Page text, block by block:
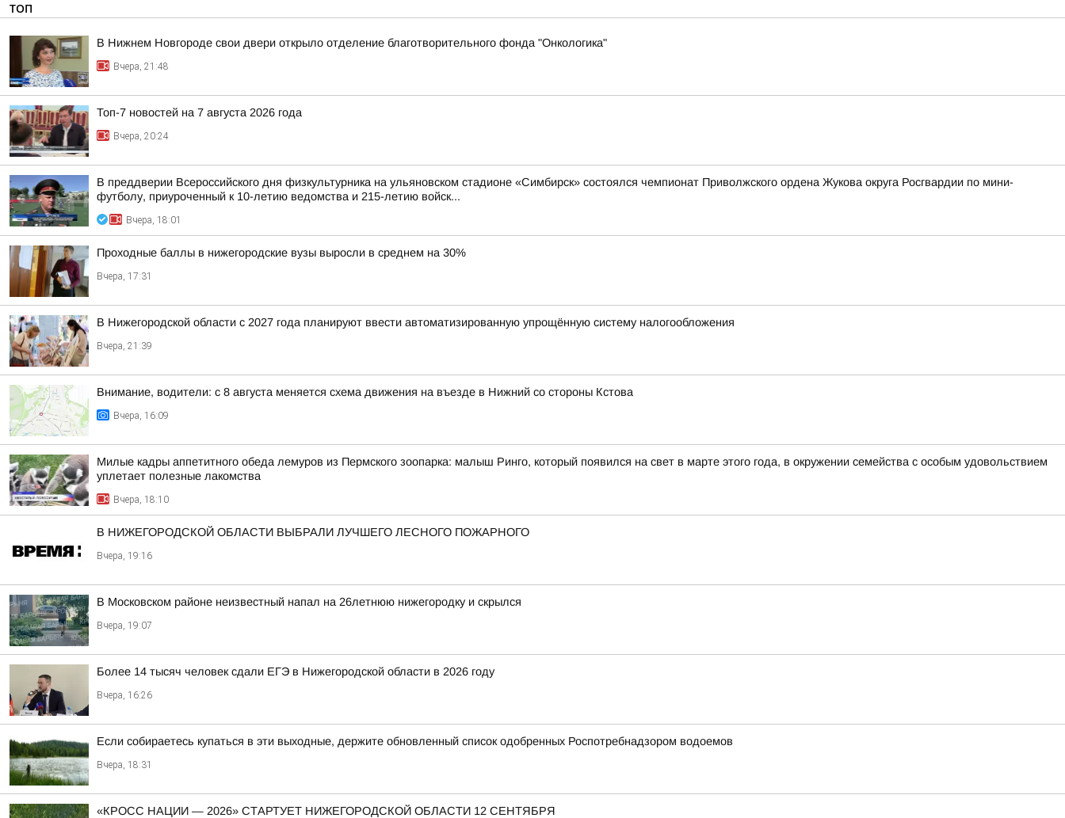
ТОП
В Нижнем Новгороде свои двери открыло отделение благотворительного фонда "Онкологика"
Вчера, 21:48
Топ-7 новостей на 7 августа 2026 года
Вчера, 20:24
В преддверии Всероссийского дня физкультурника на ульяновском стадионе «Симбирск» состоялся чемпионат Приволжского ордена Жукова округа Росгвардии по мини-
футболу, приуроченный к 10-летию ведомства и 215-летию войск...
Вчера, 18:01
Проходные баллы в нижегородские вузы выросли в среднем на 30%
Вчера, 17:31
В Нижегородской области с 2027 года планируют ввести автоматизированную упрощённую систему налогообложения
Вчера, 21:39
Внимание, водители: с 8 августа меняется схема движения на въезде в Нижний со стороны Кстова
Вчера, 16:09
Милые кадры аппетитного обеда лемуров из Пермского зоопарка: малыш Ринго, который появился на свет в марте этого года, в окружении семейства с особым удовольствием
уплетает полезные лакомства
Вчера, 18:10
В НИЖЕГОРОДСКОЙ ОБЛАСТИ ВЫБРАЛИ ЛУЧШЕГО ЛЕСНОГО ПОЖАРНОГО
Вчера, 19:16
В Московском районе неизвестный напал на 26летнюю нижегородку и скрылся
Вчера, 19:07
Более 14 тысяч человек сдали ЕГЭ в Нижегородской области в 2026 году
Вчера, 16:26
Если собираетесь купаться в эти выходные, держите обновленный список одобренных Роспотребнадзором водоемов
Вчера, 18:31
«КРОСС НАЦИИ — 2026» СТАРТУЕТ НИЖЕГОРОДСКОЙ ОБЛАСТИ 12 СЕНТЯБРЯ